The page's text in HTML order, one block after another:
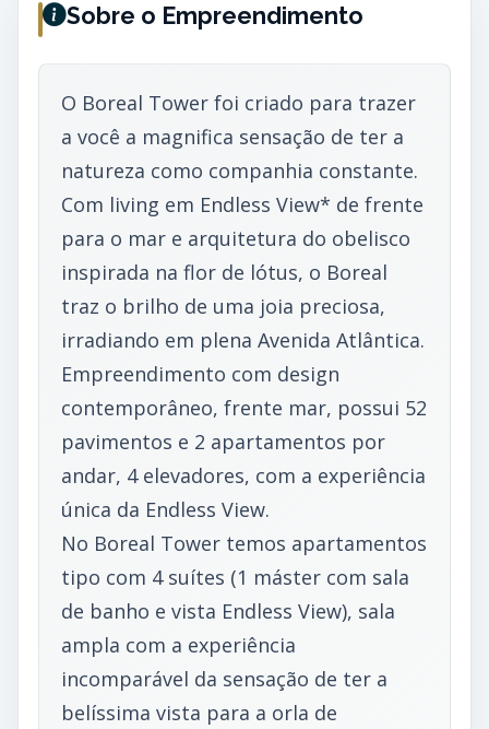
Sobre o Empreendimento
O Boreal Tower foi criado para trazer
a você a magnifica sensação de ter a
natureza como companhia constante.
Com living em Endless View* de frente
para o mar e arquitetura do obelisco
inspirada na flor de lótus, o Boreal
traz o brilho de uma joia preciosa,
irradiando em plena Avenida Atlântica.
Empreendimento com design
contemporâneo, frente mar, possui 52
pavimentos e 2 apartamentos por
andar, 4 elevadores, com a experiência
única da Endless View.
No Boreal Tower temos apartamentos
tipo com 4 suítes (1 máster com sala
de banho e vista Endless View), sala
ampla com a experiência
incomparável da sensação de ter a
belíssima vista para a orla de